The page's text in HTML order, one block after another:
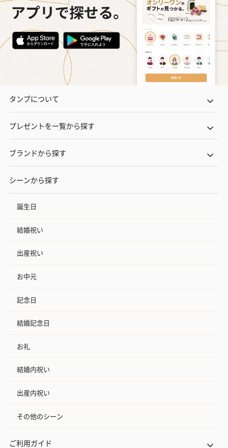
タンプについて
プレゼントを一覧から探す
ブランドから探す
シーンから探す
誕生日
結婚祝い
出産祝い
お中元
記念日
結婚記念日
お礼
結婚内祝い
出産内祝い
その他のシーン
ご利用ガイド